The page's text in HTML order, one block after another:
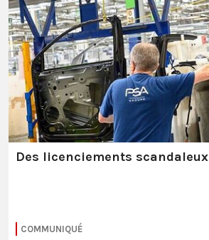
Des licenciements scandaleux
COMMUNIQUÉ